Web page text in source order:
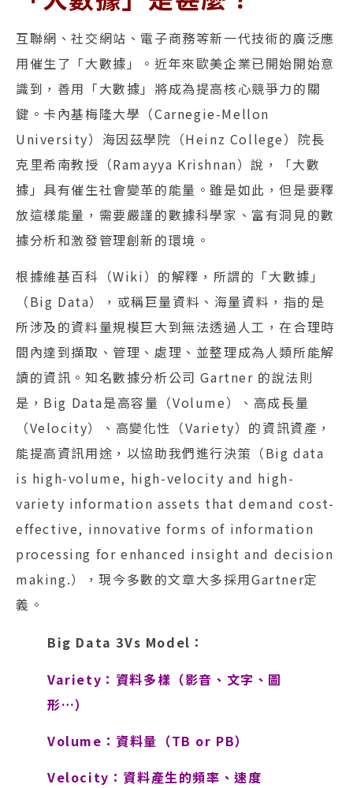
互聯網、社交網站、電子商務等新一代技術的廣泛應
用催生了「大數據」。近年來歐美企業已開始開始意
識到，善用「大數據」將成為提高核心競爭力的關
鍵。卡內基梅隆大學（Carnegie-Mellon
University）海因茲學院（Heinz College）院長
克里希南教授（Ramayya Krishnan）說，「大數
據」具有催生社會變革的能量。雖是如此，但是要釋
放這樣能量，需要嚴謹的數據科學家、富有洞見的數
據分析和激發管理創新的環境。
根據維基百科（Wiki）的解釋，所謂的「大數據」
（Big Data），或稱巨量資料、海量資料，指的是
所涉及的資料量規模巨大到無法透過人工，在合理時
間內達到擷取、管理、處理、並整理成為人類所能解
讀的資訊。知名數據分析公司 Gartner 的說法則
是，Big Data是高容量（Volume）、高成長量
（Velocity）、高變化性（Variety）的資訊資產，
能提高資訊用途，以協助我們進行決策（Big data
is high-volume, high-velocity and high-
variety information assets that demand cost-
effective, innovative forms of information
processing for enhanced insight and decision
making.），現今多數的文章大多採用Gartner定
義。
Big Data 3Vs Model：
Variety：資料多樣（影音、文字、圖
形…）
Volume：資料量（TB or PB）
Velocity：資料產生的頻率、速度